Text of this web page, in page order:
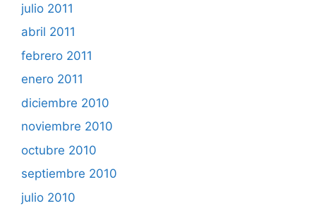
julio 2011
abril 2011
febrero 2011
enero 2011
diciembre 2010
noviembre 2010
octubre 2010
septiembre 2010
julio 2010